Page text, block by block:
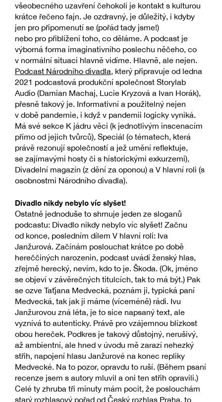
všeobecného uzavření čehokoli je kontakt s kulturou
krátce řečeno fajn. Je ozdravný, je důležitý, i kdyby
jen pro připomenutí se (pořád tady jsme!)
nebo pro přiblížení toho, co děláme. A podcast je
výborná forma imaginativního poslechu něčeho, co
v normální situaci hlavně vidíme. Hlavně, ale nejen.
Podcast Národního divadla, který připravuje od ledna
2021 podcastová produkční společnost Storylab
Audio (Damian Machaj, Lucie Kryzová a Ivan Horák),
přesně takový je. Informativní a použitelný nejen
v době pandemie, i když v pandemii logicky vyniká.
Má své sekce K jádru věci (k jednotlivým inscenacím
přímo od jejich tvůrců), Speciál (o tématech, která
právě rezonují společností a jež umění reflektuje,
se zajímavými hosty či s historickými exkurzemi),
Divadelní magazín (z dění za oponou) a V hlavní roli (s
osobnostmi Národního divadla).
Divadlo nikdy nebylo víc slyšet!
Ostatně jednoduše to shrnuje jeden ze sloganů
podcastu: Divadlo nikdy nebylo víc slyšet! Začnu
od konce, posledním dílem V hlavní roli: Iva
Janžurová. Začínám poslouchat krátce po době
hereččiných narozenin, podcast uvádí ženský hlas,
zřejmě herecký, nevím, kdo to je. Škoda. (Ok, jméno
se objeví v závěrečných titulcích, tak to má být.) Pak
se ozve Taťjana Medvecká, poznám ji, typická paní
Medvecká, tak jak ji máme (víceméně) rádi. Ivu
Janžurovou zná léta, je to sice napsaný text, ale
vyznívá to autenticky. Právě pro vzájemnou blízkost
obou hereček. Podkres je takový důstojný, nerušivý,
až ambientní, ale hned v úvodu mě zarazí nehezký
střih, napojení hlasu Janžurové na konec repliky
Medvecké. Na to pozor, opravdu to ruší. (Během psaní
recenze jsem s autory mluvil a oni ten střih opravili.)
Celé ty zhruba tři minuty mám pocit, že poslouchám
starý rozhlasový pořad od Český rozhlas Praha, to